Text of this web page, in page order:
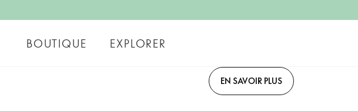
BOUTIQUE EXPLORER
EN SAVOIR PLUS